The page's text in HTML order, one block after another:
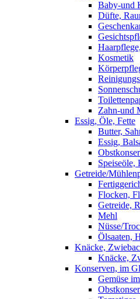
Baby-und
Düfte,
Kosmetik
Zahn-und
Essig, Öle, Fette
Butter,
Essig,
Speiseöle,
Getreide/
Flocken,
Getreide,
Mehl
Nüsse/
Ölsaaten,
Knäcke,
Knäcke,
Konserven, im
Gemüse